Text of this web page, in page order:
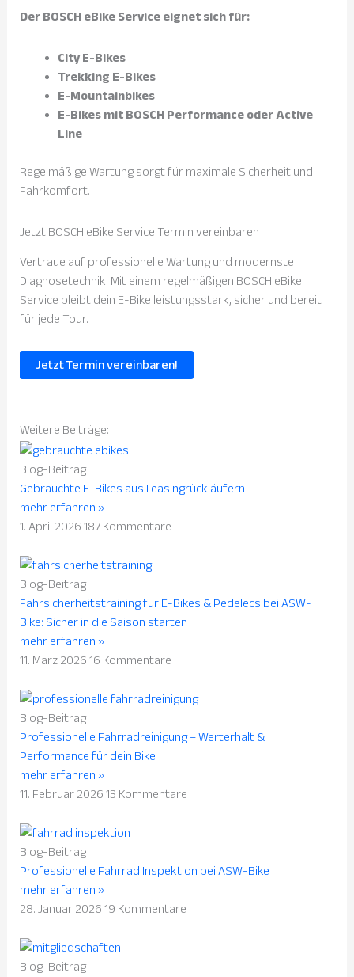
Der BOSCH eBike Service eignet sich für:
City E-Bikes
Trekking E-Bikes
E-Mountainbikes
E-Bikes mit BOSCH Performance oder Active
Line
Regelmäßige Wartung sorgt für maximale Sicherheit und
Fahrkomfort.
Jetzt BOSCH eBike Service Termin vereinbaren
Vertraue auf professionelle Wartung und modernste
Diagnosetechnik. Mit einem regelmäßigen BOSCH eBike
Service bleibt dein E-Bike leistungsstark, sicher und bereit
für jede Tour.
Jetzt Termin vereinbaren!
Weitere Beiträge:
Blog-Beitrag
Gebrauchte E-Bikes aus Leasingrückläufern
mehr erfahren »
1. April 2026 187 Kommentare
Blog-Beitrag
Fahrsicherheitstraining für E-Bikes & Pedelecs bei ASW-
Bike: Sicher in die Saison starten
mehr erfahren »
11. März 2026 16 Kommentare
Blog-Beitrag
Professionelle Fahrradreinigung – Werterhalt &
Performance für dein Bike
mehr erfahren »
11. Februar 2026 13 Kommentare
Blog-Beitrag
Professionelle Fahrrad Inspektion bei ASW-Bike
mehr erfahren »
28. Januar 2026 19 Kommentare
Blog-Beitrag